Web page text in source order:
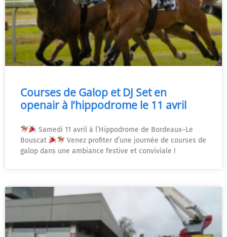
Courses de Galop et DJ Set en
openair à l’hippodrome le 11 avril
Samedi 11 avril à l’Hippodrome de Bordeaux–Le
Bouscat
Venez profiter d’une journée de courses de
galop dans une ambiance festive et conviviale !